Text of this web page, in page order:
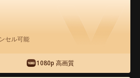
セル可能
1080p 高画質